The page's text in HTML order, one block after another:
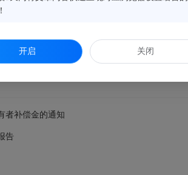
者补偿金的通知
告
开启 关闭